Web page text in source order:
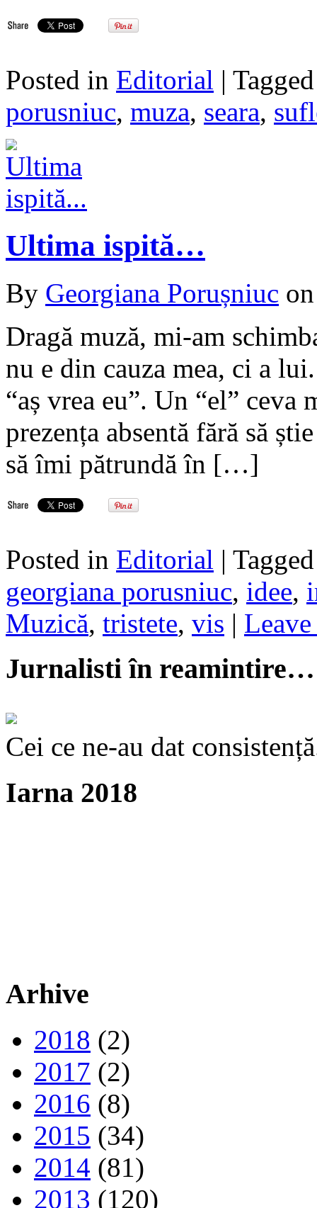
Posted in Editorial |
porusniuc, muza, seara,
Ultima ispită…
By Georgiana Porușniuc
Dragă muză, mi-am
nu e din cauza mea, ci a
“aș vrea eu”. Un “el”
prezența absentă fără să
să îmi pătrundă în […]
Posted in Editorial |
georgiana porusniuc, idee,
Muzică, tristete, vis | Leave
Jurnalisti în reamintire…
Cei ce ne-au dat
Iarna 2018
Arhive
2018 (2)
2017 (2)
2016 (8)
2015 (34)
2014 (81)
2013 (120)